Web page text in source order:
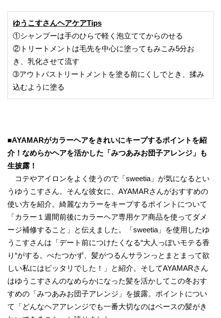
ゆうこすさんヘアケアTips
①シャンプーは手のひらで軽く泡立ててからのせる
②トリートメントは毛先を中心に塗ってもみこみ5分お
き、乳化させて流す
➂アウトバストリートメントを塗る前にくしでとき、揉み
込むように塗る
■AYAMARがカラーヘアをきれいにキープするポイントを紹
介！なめらかヘアを活かした「みつあみお団子アレンジ」も
生披露！
コテやアイロンをよく使うので「sweetia」が気になるとい
うゆうこすさん。そんな彼女に、AYAMARさんがおすすめの
使い方を紹介。綺麗なカラーをキープするポイントについて
「カラー１週間前後にカラーヘア専用ケア商品を使ってダメ
ージ補修すること」と伝えました。「sweetia」を使用したゆ
うこすさんは「デート前につけたくなる“大人っぽいモテる香
り“がする。べたつかず、髪がつるんサランっとまとまって欲
しい私にはピッタリでした！」と紹介。そしてAYAMARさん
はゆうこすさんのなめらかになった髪を活かしてこの冬おす
すめの「みつあみお団子アレンジ」を披露。ポイントについ
て「どんなヘアアレンジでも一番大切なのはベースの髪がき